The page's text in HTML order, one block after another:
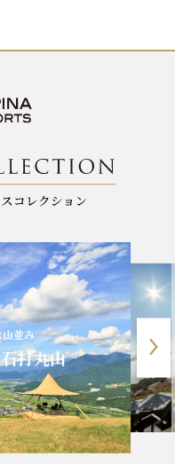
並み
打丸山